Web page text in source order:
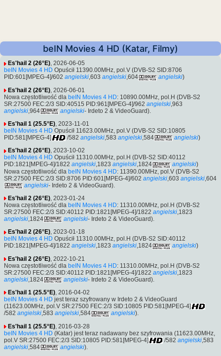
beIN Movies 4 HD (Katar, Filmy)
Es'hail 2 (26°E), 2026-06-05
beIN Movies 4 HD Opuścił 11390.00MHz, pol.V (DVB-S2 SID:8706
PID:601[MPEG-4]/602 angielski,603 angielski,604 angielski)
Es'hail 2 (26°E) , 2026-06-01
Nowa częstotliwość dla beIN Movies 4 HD: 10890.00MHz, pol.H (DVB-S2
SR:27500 FEC:2/3 SID:40515 PID:961[MPEG-4]/962 angielski ,963
angielski ,964 angielski- Irdeto 2 & VideoGuard).
Es'hail 1 (25.5°E), 2023-11-01
beIN Movies 4 HD Opuścił 11623.00MHz, pol.V (DVB-S2 SID:10805
PID:581[MPEG-4]
/582 angielski,583 angielski,584 angielski)
Es'hail 2 (26°E), 2023-10-02
beIN Movies 4 HD Opuścił 11310.00MHz, pol.H (DVB-S2 SID:40112
PID:1821[MPEG-4]/1822 angielski,1823 angielski,1824 angielski)
Nowa częstotliwość dla beIN Movies 4 HD: 11390.00MHz, pol.V (DVB-S2
SR:27500 FEC:2/3 SID:8706 PID:601[MPEG-4]/602 angielski ,603 angielski ,604
angielski- Irdeto 2 & VideoGuard).
Es'hail 2 (26°E), 2023-01-24
Nowa częstotliwość dla beIN Movies 4 HD: 11310.00MHz, pol.H (DVB-S2
SR:27500 FEC:2/3 SID:40112 PID:1821[MPEG-4]/1822 angielski,1823
angielski,1824 angielski- Irdeto 2 & VideoGuard).
Es'hail 2 (26°E), 2023-01-18
beIN Movies 4 HD Opuścił 11310.00MHz, pol.H (DVB-S2 SID:40112
PID:1821[MPEG-4]/1822 angielski,1823 angielski,1824 angielski)
Es'hail 2 (26°E) , 2022-10-21
Nowa częstotliwość dla beIN Movies 4 HD: 11310.00MHz, pol.H (DVB-S2
SR:27500 FEC:2/3 SID:40112 PID:1821[MPEG-4]/1822 angielski ,1823
angielski ,1824 angielski- Irdeto 2 & VideoGuard).
Es'hail 1 (25.5°E), 2016-04-02
beIN Movies 4 HD jest teraz szyfrowany w Irdeto 2 & VideoGuard
(11623.00MHz, pol.V SR:27500 FEC:2/3 SID:10805 PID:581[MPEG-4]
/582 angielski,583 angielski,584 angielski).
Es'hail 1 (25.5°E) , 2016-03-28
beIN Movies 4 HD (Katar) jest teraz nadawany bez szyfrowania (11623.00MHz,
pol.V SR:27500 FEC:2/3 SID:10805 PID:581[MPEG-4]
/582 angielski ,583
angielski,584 angielski).